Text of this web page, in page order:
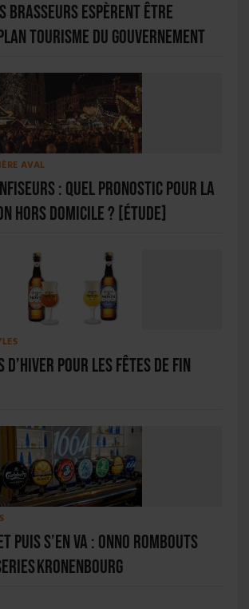
brasseurs espèrent être
tourisme du gouvernement
AVAL
: quel pronostic pour la
hors domicile ? [ÉTUDE]
d’Hiver pour les fêtes de fin
puis s’en va : Onno Rombouts
Kronenbourg